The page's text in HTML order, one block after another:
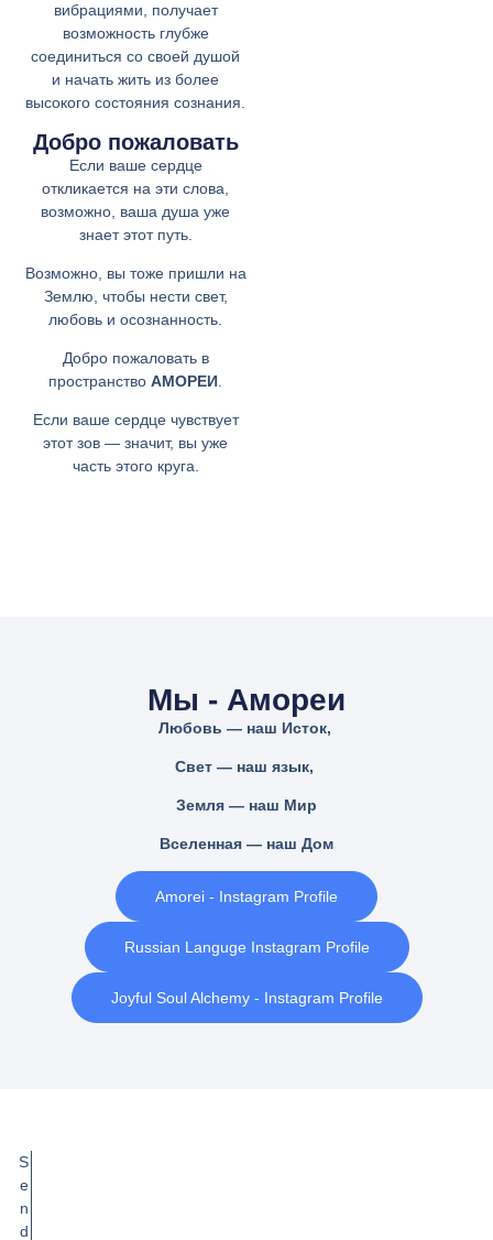
вибрациями, получает
возможность глубже
соединиться со своей душой
и начать жить из более
высокого состояния сознания.
Добро пожаловать
Если ваше сердце
откликается на эти слова,
возможно, ваша душа уже
знает этот путь.
Возможно, вы тоже пришли на
Землю, чтобы нести свет,
любовь и осознанность.
Добро пожаловать в
пространствоАМОРЕИ.
Если ваше сердце чувствует
этот зов — значит, вы уже
часть этого круга.
Мы - Амореи
Любовь — наш Исток,
Свет — наш язык,
Земля — наш Мир
Вселенная — наш Дом
Amorei - Instagram Profile
Russian Languge Instagram Profile
Joyful Soul Alchemy - Instagram Profile
S
e
n
d